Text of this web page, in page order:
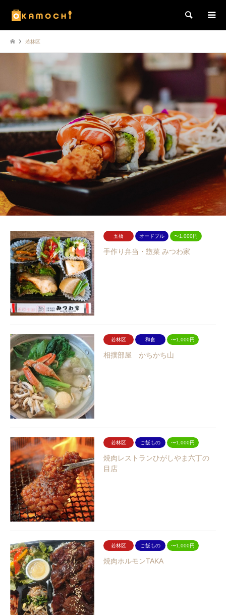
検索
若林区
五橋 オードブル 〜1,000円
手作り弁当・惣菜 みつわ家
若林区 和食 〜1,000円
相撲部屋 かちかち山
若林区 ご飯もの 〜1,000円
焼肉レストランひがしやま六丁の
目店
若林区 ご飯もの 〜1,000円
焼肉ホルモンTAKA